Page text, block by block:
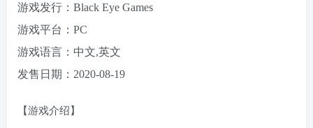
游戏发行：Black Eye Games
游戏平台：PC
游戏语言：中文,英文
发售日期：2020-08-19
【游戏介绍】